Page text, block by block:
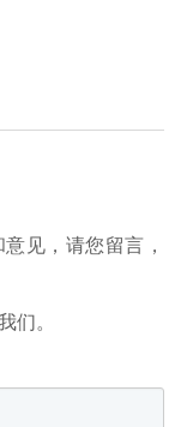
见，请您留言，
们。